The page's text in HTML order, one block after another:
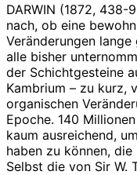
DARWIN (1872,
nach, ob eine
Veränderungen
alle bisher
der Schichtgesteine
Kambrium – zu kurz,
organischen
Epoche. 140
kaum ausreichend,
haben zu können,
Selbst die von Sir W.